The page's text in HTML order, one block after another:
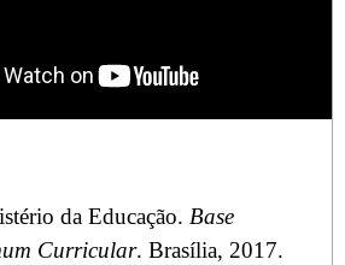
da Educação. Base
Curricular. Brasília, 2017.